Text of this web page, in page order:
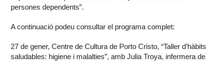
persones dependents”.
A continuació podeu consultar el programa complet:
27 de gener, Centre de Cultura de Porto Cristo, “Taller d’hàbits
saludables: higiene i malalties”, amb Julia Troya, infermera de